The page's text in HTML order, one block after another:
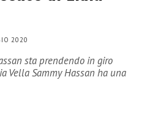
2020
sta prendendo in giro
Vella Sammy Hassan ha una